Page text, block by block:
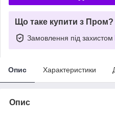
Що таке купити з Пром?
Замовлення під захистом
Опис Характеристики
Опис